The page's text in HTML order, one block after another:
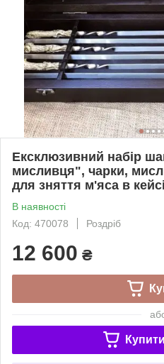
Ексклюзивний набір
мисливця", чарки,
для зняття м'яса в
В наявності
Код: 470078
Роздріб
12 600 ₴